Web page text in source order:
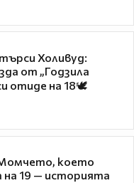
Холивуд:
от „Годзила
отиде на 18🕊️
което
на 19 — историята